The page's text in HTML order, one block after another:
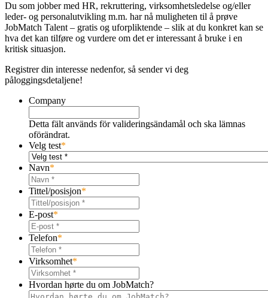
Du som jobber med HR, rekruttering, virksomhetsledelse og/eller
leder- og personalutvikling m.m. har nå muligheten til å prøve
JobMatch Talent – ​​gratis og uforpliktende – slik at du konkret kan se
hva det kan tilføre og vurdere om det er interessant å bruke i en
kritisk situasjon.
Registrer din interesse nedenfor, så sender vi deg
påloggingsdetaljene!
Company
Detta fält används för valideringsändamål och ska lämnas
oförändrat.
Velg test*
Navn*
Tittel/posisjon*
E-post*
Telefon*
Virksomhet*
Hvordan hørte du om JobMatch?